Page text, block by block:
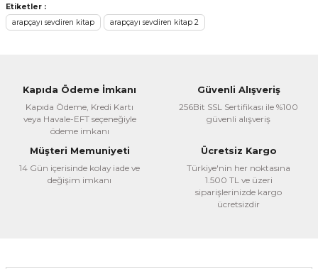
Bu ürünün fiyat bilgisi, resim, ürün açıklamalarında ve diğer
konularda yetersiz gördüğünüz noktaları öneri formunu
kullanarak tarafımıza iletebilirsiniz.
Ürün resmi kalitesiz, bozuk veya görüntülenemiyor.
Ürün açıklamasında eksik bilgiler bulunuyor.
Ürün bilgilerinde hatalar bulunuyor.
Etiketler :
arapçayı sevdiren kitap
arapçayı sevdiren kitap 2
Kapıda Ödeme İmkanı
Kapıda Ödeme, Kredi Kartı
veya Havale-EFT seçeneğiyle
ödeme imkanı
Güvenli Alışveriş
256Bit SSL Sertifikası ile %100
güvenli alışveriş
Müşteri Memuniyeti
14 Gün içerisinde kolay iade ve
değişim imkanı
Ücretsiz Kargo
Türkiye'nin her noktasına
1.500 TL ve üzeri
siparişlerinizde kargo
ücretsizdir